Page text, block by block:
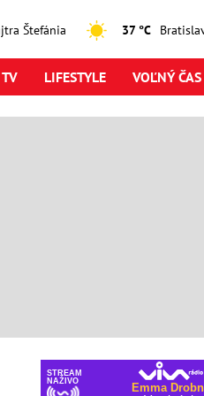
Štefánia 37 °C
LIFESTYLE VOĽNÝ ČAS
STREAM
NAŽIVO
Emma